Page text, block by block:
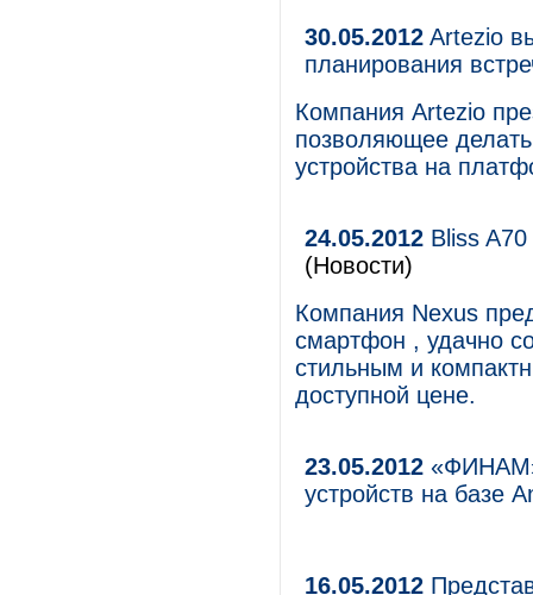
30.05.2012 Artezio
планирования
Компания Artezio
позволяющее делать
устройства на
24.05.2012 Bliss
(Новости)
Компания Nexus
смартфон , удачно
стильным и
доступной цене.
23.05.2012
устройств на базе
16.05.2012